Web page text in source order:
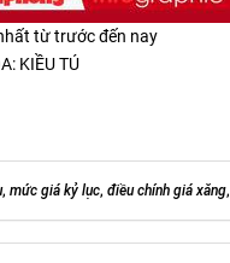
từ trước đến nay
KIỀU TÚ
, mức giá kỷ lục, điều chính giá xăng,